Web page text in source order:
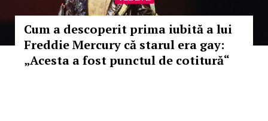
Cum a descoperit prima iubită a lui
Freddie Mercury că starul era gay:
„Acesta a fost punctul de cotitură“